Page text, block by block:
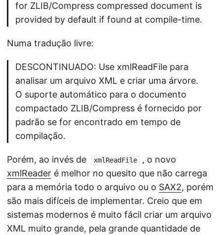
for ZLIB/Compress compressed document is
provided by default if found at compile-time.
Numa tradução livre:
DESCONTINUADO: Use xmlReadFile para
analisar um arquivo XML e criar uma árvore.
O suporte automático para o documento
compactado ZLIB/Compress é fornecido por
padrão se for encontrado em tempo de
compilação.
Porém, ao invés de xmlReadFile
, o novo
xmlReader é melhor no quesito que não carrega
para a memória todo o arquivo ou o SAX2, porém
são mais difíceis de implementar. Creio que em
sistemas modernos é muito fácil criar um arquivo
XML muito grande, pela grande quantidade de